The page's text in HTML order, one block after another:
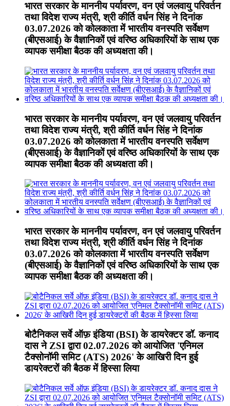
भारत सरकार के माननीय पर्यावरण, वन एवं जलवायु परिवर्तन
तथा विदेश राज्य मंत्री, श्री कीर्ति वर्धन सिंह ने दिनांक
03.07.2026 को कोलकाता में भारतीय वनस्पति सर्वेक्षण
(बीएसआई) के वैज्ञानिकों एवं वरिष्ठ अधिकारियों के साथ एक
व्यापक समीक्षा बैठक की अध्यक्षता की।
भारत सरकार के माननीय पर्यावरण, वन एवं जलवायु परिवर्तन
तथा विदेश राज्य मंत्री, श्री कीर्ति वर्धन सिंह ने दिनांक
03.07.2026 को कोलकाता में भारतीय वनस्पति सर्वेक्षण
(बीएसआई) के वैज्ञानिकों एवं वरिष्ठ अधिकारियों के साथ एक
व्यापक समीक्षा बैठक की अध्यक्षता की।
भारत सरकार के माननीय पर्यावरण, वन एवं जलवायु परिवर्तन
तथा विदेश राज्य मंत्री, श्री कीर्ति वर्धन सिंह ने दिनांक
03.07.2026 को कोलकाता में भारतीय वनस्पति सर्वेक्षण
(बीएसआई) के वैज्ञानिकों एवं वरिष्ठ अधिकारियों के साथ एक
व्यापक समीक्षा बैठक की अध्यक्षता की।
बोटैनिकल सर्वे ऑफ़ इंडिया (BSI) के डायरेक्टर डॉ. कनाद
दास ने ZSI द्वारा 02.07.2026 को आयोजित 'एनिमल
टैक्सोनॉमी समिट (ATS) 2026' के आखिरी दिन हुई
डायरेक्टरों की बैठक में हिस्सा लिया